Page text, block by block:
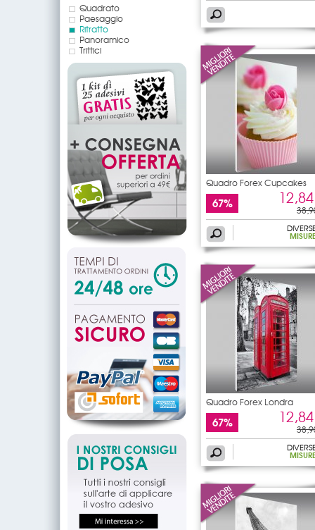
Quadrato
Paesaggio
Ritratto
Panoramico
Trittici
Quadro Forex Cupcakes
67%
Quadro Forex Londra
67%